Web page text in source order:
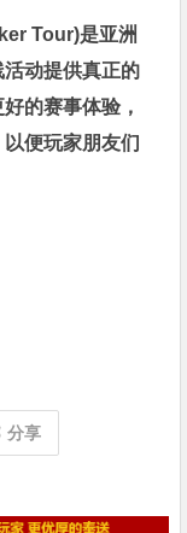
Tour)是亚洲
动提供真正的
的赛事体验，
便玩家朋友们
分享